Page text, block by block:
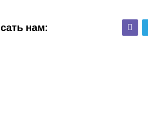
нам: